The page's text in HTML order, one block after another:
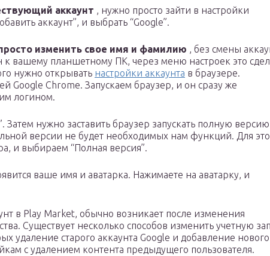
аккаунт , нужно просто зайти в настройки
аккаунт”, и выбрать “Google”.
изменить свое имя и фамилию , без смены
к вашему планшетному ПК, через меню настроек это
нужно открывать настройки аккаунта в браузере.
Google Chrome. Запускаем браузер, и он сразу же
логином.
Затем нужно заставить браузер запускать полную версию
версии не будет необходимых нам функций. Для
и выбираем “Полная версия”.
ваше имя и аватарка. Нажимаете на аватарку, и
в Play Market, обычно возникает после изменения
Существует несколько способов изменить учетную
удаление старого аккаунта Google и добавление
с удалением контента предыдущего пользователя.